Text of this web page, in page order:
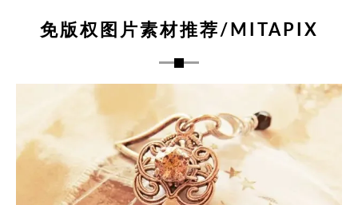
免版权图片素材推荐/MITAPIX